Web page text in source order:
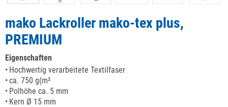
mako Lackroller mako-tex plus,
PREMIUM
Eigenschaften
Hochwertig verarbeitete Textilfaser
ca. 750 g(m²
Polhöhe ca. 5 mm
Kern Ø 15 mm